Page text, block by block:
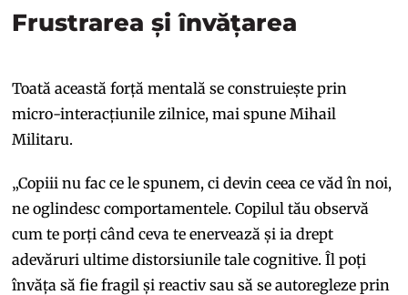
Frustrarea și învățarea
Toată această forță mentală se construiește prin
micro-interacțiunile zilnice, mai spune Mihail
Militaru.
„Copiii nu fac ce le spunem, ci devin ceea ce văd în noi,
ne oglindesc comportamentele. Copilul tău observă
cum te porți când ceva te enervează și ia drept
adevăruri ultime distorsiunile tale cognitive. Îl poți
învăța să fie fragil și reactiv sau să se autoregleze prin